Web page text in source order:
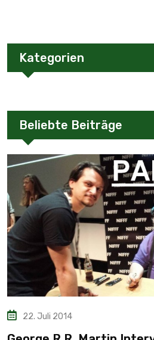
Kategorien
Beliebte Beiträge
22. Juli 2014